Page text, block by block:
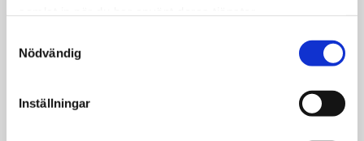
Nödvändig
Inställningar